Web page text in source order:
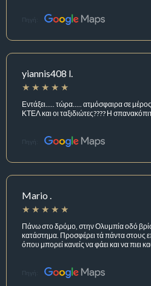
Πηγή:
yiannis408 l.
Εντάξει..... τώρα..... ατμόσφαιρα σε
ΚΤΕΛ και οι ταξιδιώτες???? Η
Πηγή:
Mario .
Πάνω στο δρόμο, στην Ολυμπία οδό
κατάστημα. Προσφέρει τά πάντα στους
όπου μπορεί κανείς να φάει και να πιει
Πηγή: